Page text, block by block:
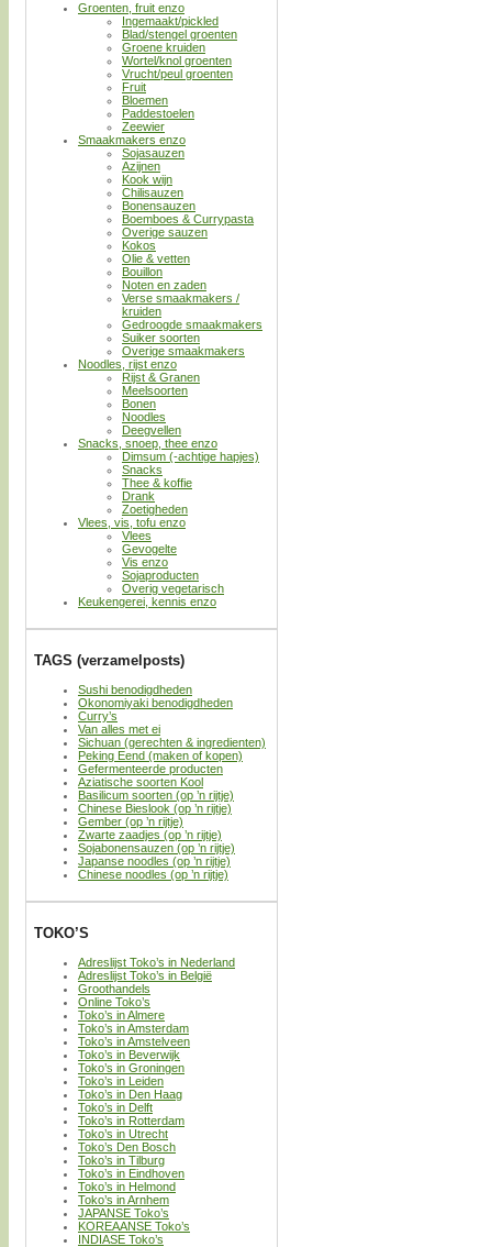
Groenten, fruit enzo
Ingemaakt/pickled
Blad/stengel groenten
Groene kruiden
Wortel/knol groenten
Vrucht/peul groenten
Fruit
Bloemen
Paddestoelen
Zeewier
Smaakmakers enzo
Sojasauzen
Azijnen
Kook wijn
Chilisauzen
Bonensauzen
Boemboes & Currypasta
Overige sauzen
Kokos
Olie & vetten
Bouillon
Noten en zaden
Verse smaakmakers /
kruiden
Gedroogde smaakmakers
Suiker soorten
Overige smaakmakers
Noodles, rijst enzo
Rijst & Granen
Meelsoorten
Bonen
Noodles
Deegvellen
Snacks, snoep, thee enzo
Dimsum (-achtige hapjes)
Snacks
Thee & koffie
Drank
Zoetigheden
Vlees, vis, tofu enzo
Vlees
Gevogelte
Vis enzo
Sojaproducten
Overig vegetarisch
Keukengerei, kennis enzo
TAGS (verzamelposts)
Sushi benodigdheden
Okonomiyaki benodigdheden
Curry’s
Van alles met ei
Sichuan (gerechten & ingredienten)
Peking Eend (maken of kopen)
Gefermenteerde producten
Aziatische soorten Kool
Basilicum soorten (op ’n rijtje)
Chinese Bieslook (op ’n rijtje)
Gember (op ’n rijtje)
Zwarte zaadjes (op ’n rijtje)
Sojabonensauzen (op ’n rijtje)
Japanse noodles (op ’n rijtje)
Chinese noodles (op ’n rijtje)
TOKO’S
Adreslijst Toko’s in Nederland
Adreslijst Toko’s in België
Groothandels
Online Toko’s
Toko’s in Almere
Toko’s in Amsterdam
Toko’s in Amstelveen
Toko’s in Beverwijk
Toko’s in Groningen
Toko’s in Leiden
Toko’s in Den Haag
Toko’s in Delft
Toko’s in Rotterdam
Toko’s in Utrecht
Toko’s Den Bosch
Toko’s in Tilburg
Toko’s in Eindhoven
Toko’s in Helmond
Toko’s in Arnhem
JAPANSE Toko’s
KOREAANSE Toko’s
INDIASE Toko’s